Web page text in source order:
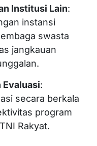
Institusi Lain:
instansi
swasta
jangkauan
Evaluasi:
secara berkala
program
Rakyat.